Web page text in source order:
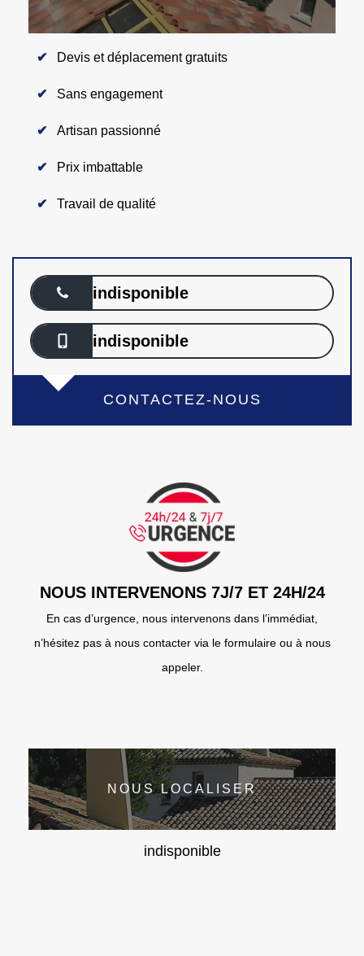
Devis et déplacement gratuits
Sans engagement
Artisan passionné
Prix imbattable
Travail de qualité
indisponible
indisponible
CONTACTEZ-NOUS
NOUS INTERVENONS 7J/7 ET 24H/24
En cas d’urgence, nous intervenons dans l’immédiat,
n’hésitez pas à nous contacter via le formulaire ou à nous
appeler.
NOUS LOCALISER
indisponible